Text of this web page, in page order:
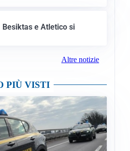
e Atletico si
Altre notizie
PIÙ VISTI